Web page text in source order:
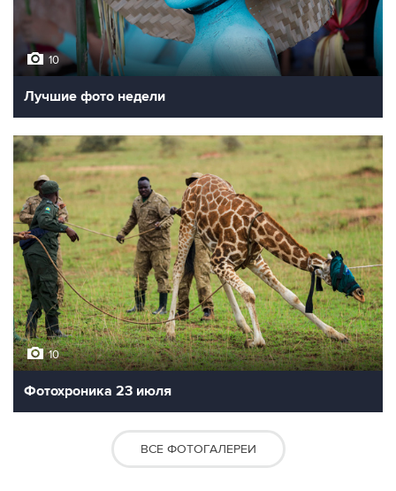
10
Лучшие фото недели
10
Фотохроника 23 июля
ВСЕ ФОТОГАЛЕРЕИ